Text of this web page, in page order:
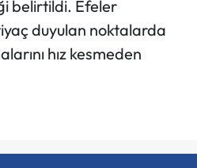
belirtildi. Efeler
duyulan noktalarda
hız kesmeden